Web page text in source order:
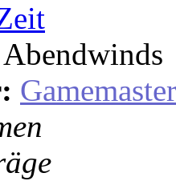
Gamemaster